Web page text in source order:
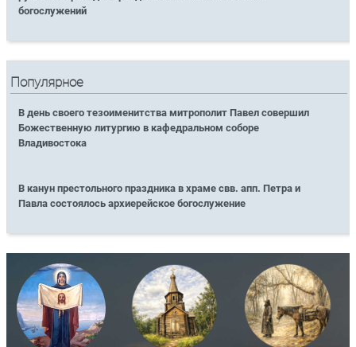
богослужений
Популярное
В день своего тезоименитства митрополит Павел совершил
Божественную литургию в кафедральном соборе
Владивостока
В канун престольного праздника в храме свв. апп. Петра и
Павла состоялось архиерейское богослужение